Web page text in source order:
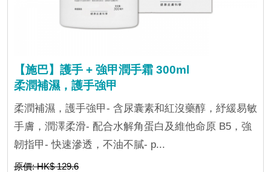
【施巴】護手 + 強甲潤手霜 300ml
柔潤補濕，護手強甲
柔潤補濕，護手強甲- 含尿囊素和紅沒藥醇，紓緩易敏
手膚，潤澤柔滑- 配合水解角蛋白及維他命原 B5，強
韌指甲- 快速滲透，不油不膩- p...
原價: HK$ 129.6